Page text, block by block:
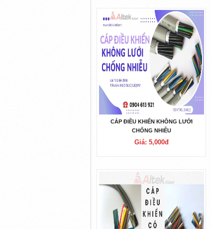
CÁP ĐIỀU KHIỂN KHÔNG LƯỚI
CHỐNG NHIỄU
Giá: 5,000đ